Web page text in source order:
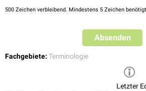
500 Zeichen verbleibend. Mindestens 5 Zeichen
Absenden
Fachgebiete: Terminologie
Letzter